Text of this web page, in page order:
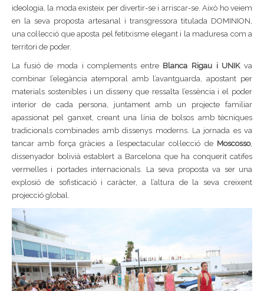
ideologia, la moda existeix per divertir-se i arriscar-se. Això ho veiem
en la seva proposta artesanal i transgressora titulada DOMINION,
una col·lecció que aposta pel fetitxisme elegant i la maduresa com a
territori de poder.
La fusió de moda i complements entre Blanca Rigau i UNIKva
combinar l’elegància atemporal amb l’avantguarda, apostant per
materials sostenibles i un disseny que ressalta l’essència i el poder
interior de cada persona, juntament amb un projecte familiar
apassionat pel ganxet, creant una línia de bolsos amb tècniques
tradicionals combinades amb dissenys moderns. La jornada es va
tancar amb força gràcies a l’espectacular col·lecció de Moscosso,
dissenyador bolivià establert a Barcelona que ha conquerit catifes
vermelles i portades internacionals. La seva proposta va ser una
explosió de sofisticació i caràcter, a l’altura de la seva creixent
projecció global.